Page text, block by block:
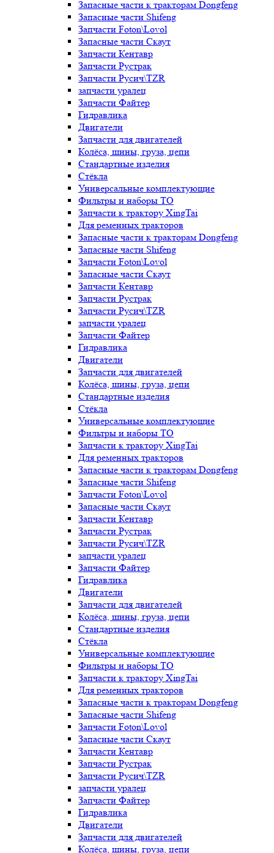
Запасные части к тракторам Dongfeng
Запасные части Shifeng
Запчасти Foton\Lovol
Запасные части Скаут
Запчасти Кентавр
Запчасти Рустрак
Запчасти Русич\TZR
запчасти уралец
Запчасти Файтер
Гидравлика
Двигатели
Запчасти для двигателей
Колёса, шины, груза, цепи
Стандартные изделия
Стёкла
Универсальные комплектующие
Фильтры и наборы ТО
Запчасти к трактору XingTai
Для ременных тракторов
Запасные части к тракторам Dongfeng
Запасные части Shifeng
Запчасти Foton\Lovol
Запасные части Скаут
Запчасти Кентавр
Запчасти Рустрак
Запчасти Русич\TZR
запчасти уралец
Запчасти Файтер
Гидравлика
Двигатели
Запчасти для двигателей
Колёса, шины, груза, цепи
Стандартные изделия
Стёкла
Универсальные комплектующие
Фильтры и наборы ТО
Запчасти к трактору XingTai
Для ременных тракторов
Запасные части к тракторам Dongfeng
Запасные части Shifeng
Запчасти Foton\Lovol
Запасные части Скаут
Запчасти Кентавр
Запчасти Рустрак
Запчасти Русич\TZR
запчасти уралец
Запчасти Файтер
Гидравлика
Двигатели
Запчасти для двигателей
Колёса, шины, груза, цепи
Стандартные изделия
Стёкла
Универсальные комплектующие
Фильтры и наборы ТО
Запчасти к трактору XingTai
Для ременных тракторов
Запасные части к тракторам Dongfeng
Запасные части Shifeng
Запчасти Foton\Lovol
Запасные части Скаут
Запчасти Кентавр
Запчасти Рустрак
Запчасти Русич\TZR
запчасти уралец
Запчасти Файтер
Гидравлика
Двигатели
Запчасти для двигателей
Колёса, шины, груза, цепи